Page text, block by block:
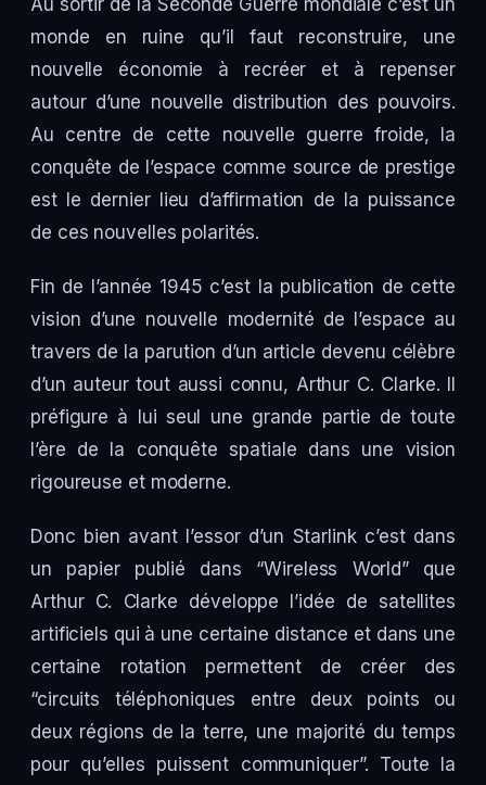
Au sortir de la Seconde Guerre mondiale c’est un
monde en ruine qu’il faut reconstruire, une
nouvelle économie à recréer et à repenser
autour d’une nouvelle distribution des pouvoirs.
Au centre de cette nouvelle guerre froide, la
conquête de l’espace comme source de prestige
est le dernier lieu d’affirmation de la puissance
de ces nouvelles polarités.
Fin de l’année 1945 c’est la publication de cette
vision d’une nouvelle modernité de l’espace au
travers de la parution d’un article devenu célèbre
d’un auteur tout aussi connu, Arthur C. Clarke. Il
préfigure à lui seul une grande partie de toute
l’ère de la conquête spatiale dans une vision
rigoureuse et moderne.
Donc bien avant l’essor d’un Starlink c’est dans
un papier publié dans “Wireless World” que
Arthur C. Clarke développe l’idée de satellites
artificiels qui à une certaine distance et dans une
certaine rotation permettent de créer des
“circuits téléphoniques entre deux points ou
deux régions de la terre, une majorité du temps
pour qu’elles puissent communiquer”. Toute la